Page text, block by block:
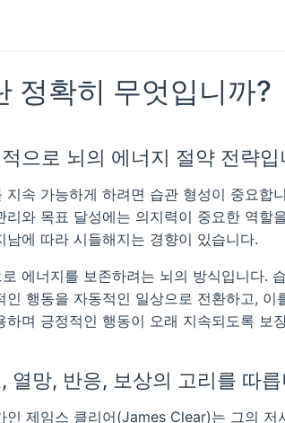
정확히 무엇입니까?
으로 뇌의 에너지 절약 전략입
지속 가능하게 하려면 습관 형성이 중요합
리와 목표 달성에는 의지력이 중요한 역할
남에 따라 시들해지는 경향이 있습니다.
에너지를 보존하려는 뇌의 방식입니다.
인 행동을 자동적인 일상으로 전환하고,
하며 긍정적인 행동이 오래 지속되도록 보
열망, 반응, 보상의 고리를 따
인 제임스 클리어(James Clear)는 그의